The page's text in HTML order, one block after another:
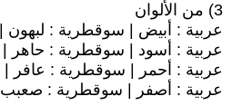
3) من الألوان
عربية : أبيض | سوقطرية : لبهون |
عربية : أسود | سوقطرية : حاهر
عربية : أحمر | سوقطرية : عافر |
عربية : أصفر | سوقطرية : صعبب